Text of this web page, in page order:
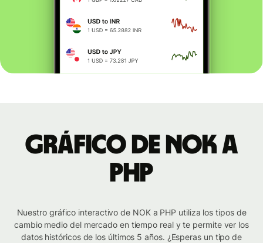
Gráfico de NOK a
PHP
Nuestro gráfico interactivo de NOK a PHP utiliza los tipos de
cambio medio del mercado en tiempo real y te permite ver los
datos históricos de los últimos 5 años. ¿Esperas un tipo de